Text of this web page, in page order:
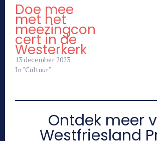
Doe mee
met het
meezingcon
cert in de
Westerkerk
13 december 2023
In "Cultuur"
Ontdek meer
Westfriesland